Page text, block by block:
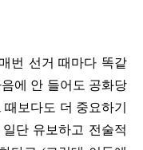
번 선거 때마다 똑같
에 안 들어도 공화당
보다도 더 중요하기
단 유보하고 전술적